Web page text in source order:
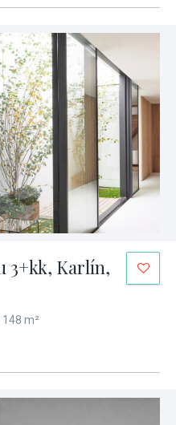
3+kk, Karlín,
148 m²